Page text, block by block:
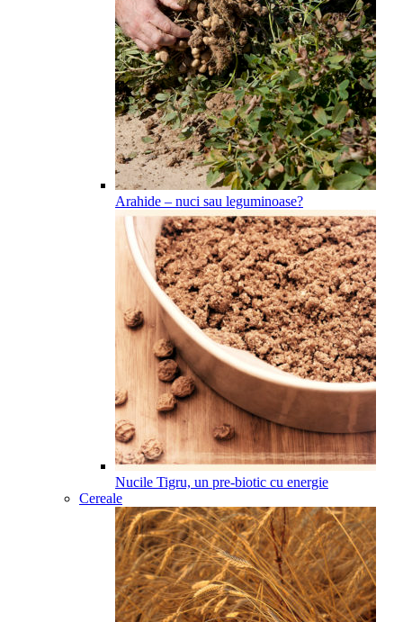
Arahide – nuci sau leguminoase?
Nucile Tigru, un pre-biotic cu energie
Cereale